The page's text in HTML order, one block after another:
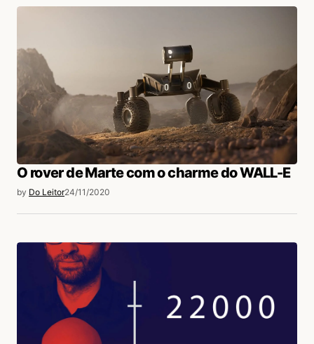
O rover de Marte com o charme do WALL-E
by Do Leitor24/11/2020